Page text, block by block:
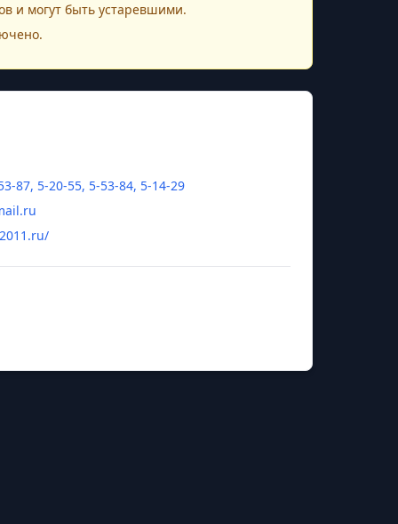
и могут быть устаревшими.
87, 5-20-55, 5-53-84, 5-14-29